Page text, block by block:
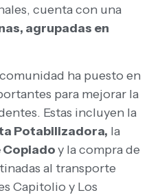
cuenta con una
agrupadas en
ha puesto en
para mejorar la
Estas incluyen la
Potabilizadora, la
Copiadoy la compra de
al transporte
Capitolio y Los